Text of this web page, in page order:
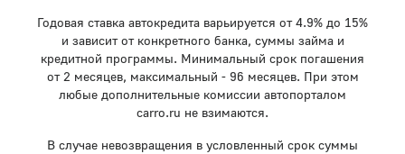
Годовая ставка автокредита варьируется от 4.9% до 15%
и зависит от конкретного банка, суммы займа и
кредитной программы. Минимальный срок погашения
от 2 месяцев, максимальный - 96 месяцев. При этом
любые дополнительные комиссии автопорталом
carro.ru не взимаются.
В случае невозвращения в условленный срок суммы